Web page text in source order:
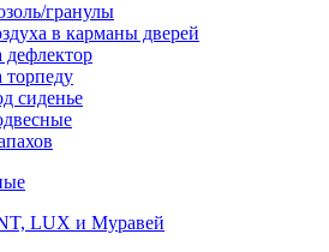
гранулы
в карманы дверей
торпеду
сиденье
LUX и Муравей